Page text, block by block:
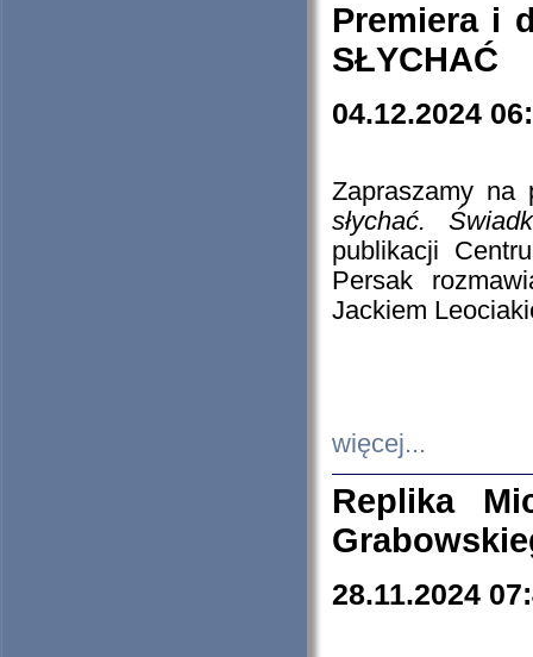
Premiera i
SŁYCHAĆ
04.12.2024
Zapraszamy
słychać.
publikacji
Persak
Jackiem
więcej...
Replika
28.11.2024